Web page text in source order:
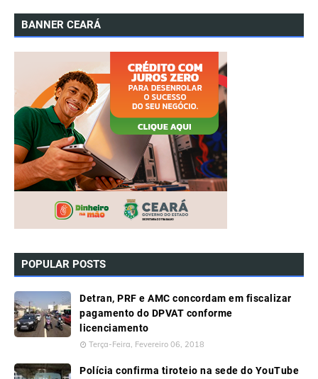
BANNER CEARÁ
POPULAR POSTS
Detran, PRF e AMC concordam em fiscalizar
pagamento do DPVAT conforme
licenciamento
Terça-Feira, Fevereiro 06, 2018
Polícia confirma tiroteio na sede do YouTube